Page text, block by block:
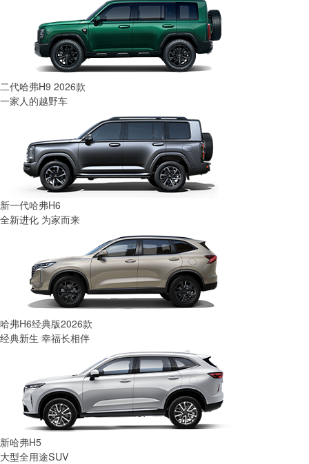
二代哈弗H9 2026款
一家人的越野车
新一代哈弗H6
全新进化 为家而来
哈弗H6经典版2026款
经典新生 幸福长相伴
新哈弗H5
大型全用途SUV